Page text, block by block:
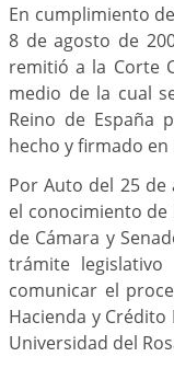
En cumplimiento
8 de agosto de
remitió a la Corte
medio de la cual
Reino de España
hecho y firmado en
Por Auto del 25
el conocimiento de
de Cámara y
trámite
comunicar el
Hacienda y
Universidad del